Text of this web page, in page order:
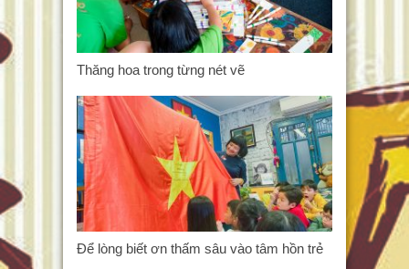
Thăng hoa trong từng nét vẽ
Để lòng biết ơn thấm sâu vào tâm hồn trẻ